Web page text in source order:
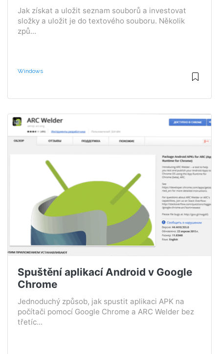
Jak získat a uložit seznam souborů a investovat
složky a uložit je do textového souboru. Několik
způ...
Windows
Spuštění aplikací Android v Google
Chrome
Jednoduchý způsob, jak spustit aplikaci APK na
počítači pomocí Google Chrome a ARC Welder bez
třetíc...